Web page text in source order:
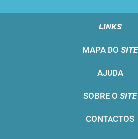
LINKS
MAPA DO SITE
AJUDA
SOBRE O SITE
CONTACTOS